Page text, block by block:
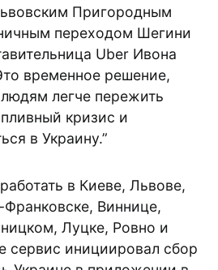
Пригородным
переходом Шегини
Uber Ивона
временное решение,
легче пережить
кризис и
в Украину.”
в Киеве, Львове,
Виннице,
Луцке, Ровно и
сервис инициировал сбор